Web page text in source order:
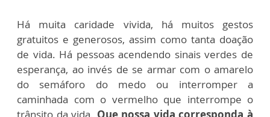
Há muita caridade vivida, há muitos gestos
gratuitos e generosos, assim como tanta doação
de vida. Há pessoas acendendo sinais verdes de
esperança, ao invés de se armar com o amarelo
do semáforo do medo ou interromper a
caminhada com o vermelho que interrompe o
trânsito da vida. Que nossa vida corresponda à